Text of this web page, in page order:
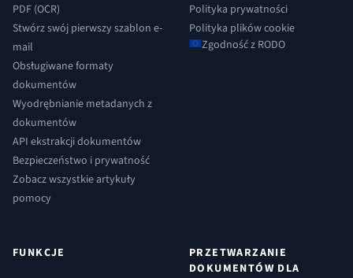
PDF (OCR)
Stwórz swój pierwszy szablon e-
mail
Obsługiwane formaty
dokumentów
Wyodrębnianie metadanych z
dokumentów
API ekstrakcji dokumentów
Bezpieczeństwo i prywatność
Zobacz wszystkie artykuły
pomocy
Polityka prywatności
Polityka plików cookie
Zgodność z RODO
FUNKCJE
PRZETWARZANIE
DOKUMENTÓW DLA